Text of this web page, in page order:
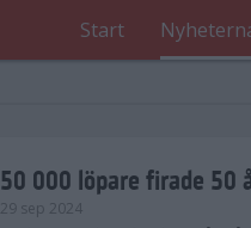
Start
50 000 löpare firade 50
29 sep 2024